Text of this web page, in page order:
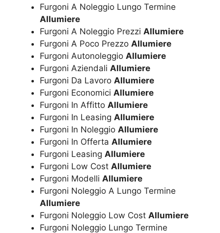
Furgoni A Noleggio Lungo Termine
Allumiere
Furgoni A Noleggio Prezzi Allumiere
Furgoni A Poco Prezzo Allumiere
Furgoni Autonoleggio Allumiere
Furgoni Aziendali Allumiere
Furgoni Da Lavoro Allumiere
Furgoni Economici Allumiere
Furgoni In Affitto Allumiere
Furgoni In Leasing Allumiere
Furgoni In Noleggio Allumiere
Furgoni In Offerta Allumiere
Furgoni Leasing Allumiere
Furgoni Low Cost Allumiere
Furgoni Modelli Allumiere
Furgoni Noleggio A Lungo Termine
Allumiere
Furgoni Noleggio Low Cost Allumiere
Furgoni Noleggio Lungo Termine